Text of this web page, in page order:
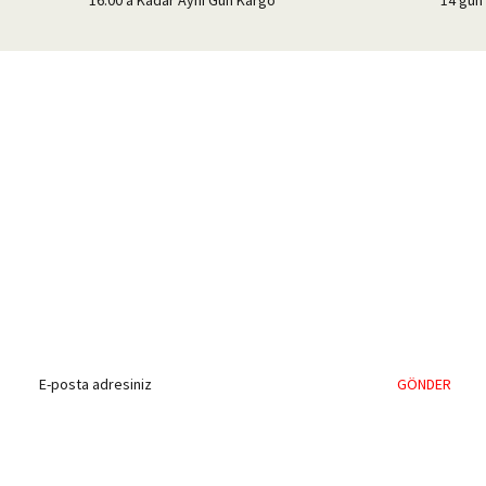
GÖNDER